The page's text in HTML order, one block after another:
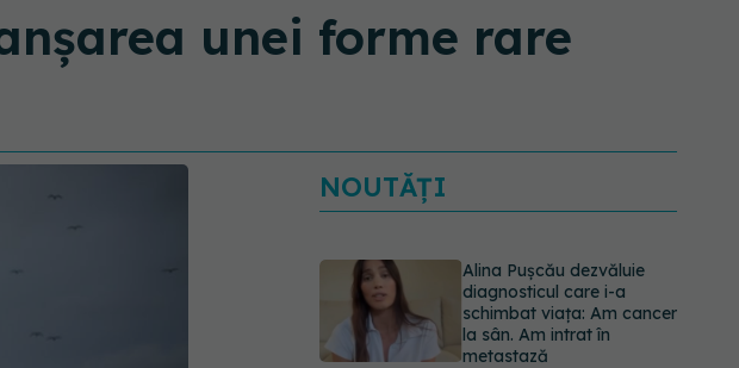
unei forme rare
NOUTĂȚI
Alina Pușcău dezvăluie
diagnosticul care i-a
schimbat viața: Am cancer
la sân. Am intrat în
metastază